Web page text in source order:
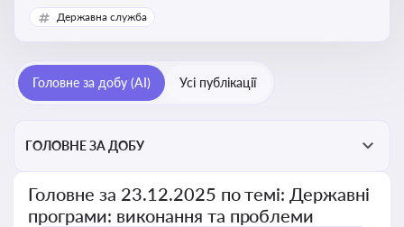
використання бюджетних коштів, виявити проблеми
реалізації та знайти шляхи їх удосконалення
Державна служба
Головне за добу (AI) Усі публікації
ГОЛОВНЕ ЗА ДОБУ
Головне за 23.12.2025 по темі: Державні
програми: виконання та проблеми